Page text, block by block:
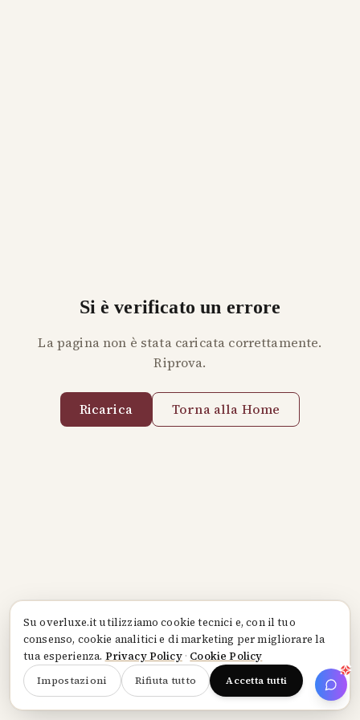
Suoverluxe.itutilizziamo cookie tecnici e, con il tuo
consenso, cookie analitici e di marketing per migliorare la
tua esperienza. Privacy Policy· Cookie Policy
Impostazioni Rifiuta tutto Accetta tutti
Si è verificato un errore
La pagina non è stata caricata correttamente.
Riprova.
Ricarica Torna alla Home